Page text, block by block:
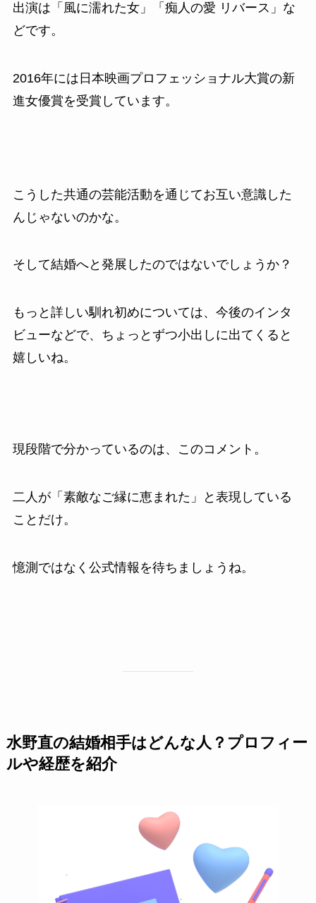
出演は「風に濡れた女」「痴人の愛 リバース」な
どです。
2016年には日本映画プロフェッショナル大賞の新
進女優賞を受賞しています。
こうした共通の芸能活動を通じてお互い意識した
んじゃないのかな。
そして結婚へと発展したのではないでしょうか？
もっと詳しい馴れ初めについては、今後のインタ
ビューなどで、ちょっとずつ小出しに出てくると
嬉しいね。
現段階で分かっているのは、このコメント。
二人が「素敵なご縁に恵まれた」と表現している
ことだけ。
憶測ではなく公式情報を待ちましょうね。
水野直の結婚相手はどんな人？プロフィー
ルや経歴を紹介